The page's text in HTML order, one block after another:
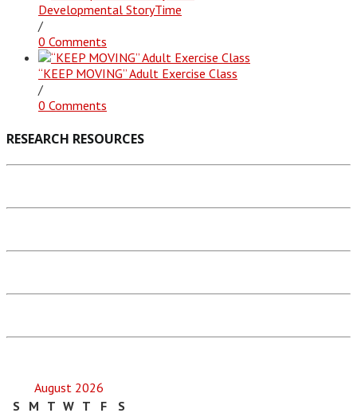
Developmental StoryTime
/
0 Comments
“KEEP MOVING” Adult Exercise Class
/
0 Comments
RESEARCH RESOURCES
August 2026
S
M T W T F S